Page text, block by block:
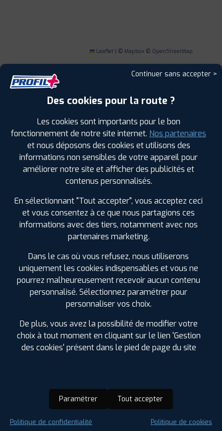
Leaflet | © Mapbox © OpenStreetMap
PROFIL PLUS VENDOME
4 RUE ALBERT EINSTEIN 41100 VENDOME
0254674420
HORAIRES | +D'INFOS
2
PROFIL PLUSROMORANTIN
ROUTE DE VILLEFRANCHE41200 ROMORANTIN
HORAIRES | +D'INFOS
DANS LES VILLES À PROXIMITÉ
Amboise (37)
La Ferté-Saint-Aubin (45)
Mer (41)
Montlouis-sur-Loire (37)
Continuer sans accepter >
Des cookies pour la route ?
Les cookies sont importants pour le bon
fonctionnement de notre site internet. Nos partenaires
et nous déposons des cookies et utilisons des
informations non sensibles de votre appareil pour
améliorer notre site et afficher des publicités et
contenus personnalisés.
En sélectionnant "Tout accepter", vous acceptez ceci
et vous consentez à ce que nous partagions ces
informations avec des tiers, notamment avec nos
partenaires marketing.
Dans le cas où vous refusez, nous utiliserons
uniquement les cookies indispensables et vous ne
pourrez malheureusement recevoir aucun contenu
personnalisé. Sélectionnez paramétrer pour
personnaliser vos choix.
De plus, vous avez la possibilité de modifier votre
choix à tout moment en cliquant sur le lien 'Gestion
des cookies' présent dans le pied de page du site
Paramétrer Tout accepter
Politique de confidentialité Politique de cookies